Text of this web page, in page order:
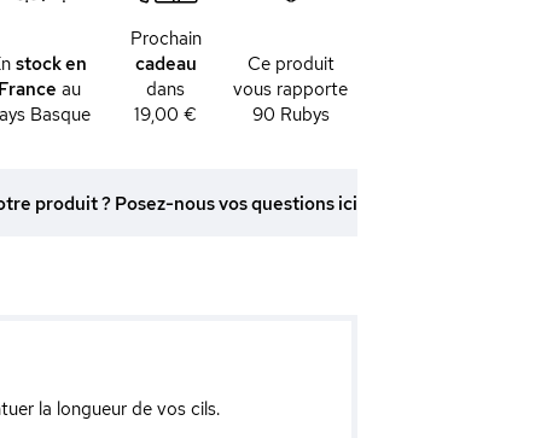
stock en
France au
Basque
Prochain
cadeau
dans
19,00 €
Ce produit
vous rapporte
90 Rubys
produit ? Posez-nous vos questions ici
la longueur de vos cils.